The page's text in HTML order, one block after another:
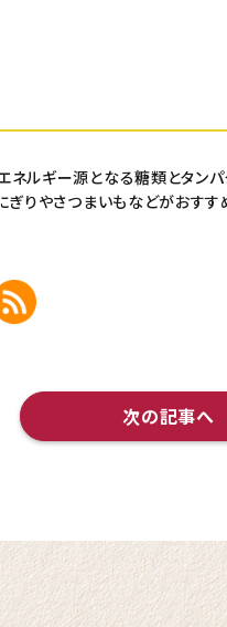
ネルギー源となる糖類とタンパ
りやさつまいもなどがおすす
次の記事へ